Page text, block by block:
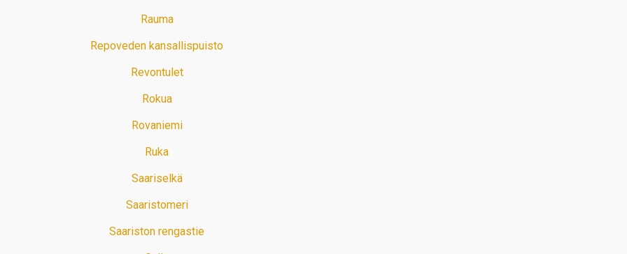
Rauma
Repoveden kansallispuisto
Revontulet
Rokua
Rovaniemi
Ruka
Saariselkä
Saaristomeri
Saariston rengastie